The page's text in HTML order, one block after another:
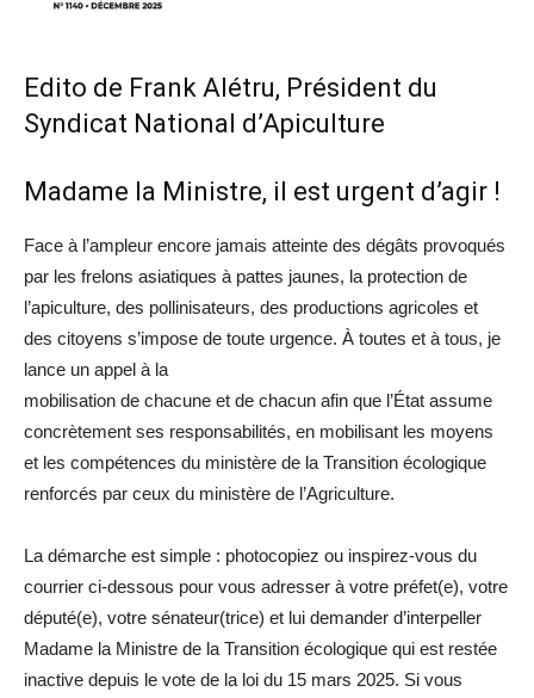
Edito de Frank Alétru, Président du
Syndicat National d’Apiculture
Madame la Ministre, il est urgent d’agir !
Face à l’ampleur encore jamais atteinte des dégâts provoqués
par les frelons asiatiques à pattes jaunes, la protection de
l’apiculture, des pollinisateurs, des productions agricoles et
des citoyens s’impose de toute urgence. À toutes et à tous, je
lance un appel à la
mobilisation de chacune et de chacun afin que l’État assume
concrètement ses responsabilités, en mobilisant les moyens
et les compétences du ministère de la Transition écologique
renforcés par ceux du ministère de l’Agriculture.
La démarche est simple : photocopiez ou inspirez-vous du
courrier ci-dessous pour vous adresser à votre préfet(e), votre
député(e), votre sénateur(trice) et lui demander d’interpeller
Madame la Ministre de la Transition écologique qui est restée
inactive depuis le vote de la loi du 15 mars 2025. Si vous